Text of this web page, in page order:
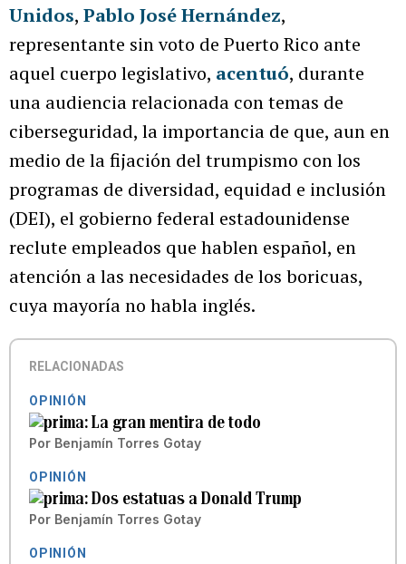
Unidos, Pablo José Hernández,
representante sin voto de Puerto Rico ante
aquel cuerpo legislativo, acentuó, durante
una audiencia relacionada con temas de
ciberseguridad, la importancia de que, aun en
medio de la fijación del trumpismo con los
programas de diversidad, equidad e inclusión
(DEI), el gobierno federal estadounidense
reclute empleados que hablen español, en
atención a las necesidades de los boricuas,
cuya mayoría no habla inglés.
RELACIONADAS
OPINIÓN
La gran mentira de todo
Por Benjamín Torres Gotay
OPINIÓN
Dos estatuas a Donald Trump
Por Benjamín Torres Gotay
OPINIÓN